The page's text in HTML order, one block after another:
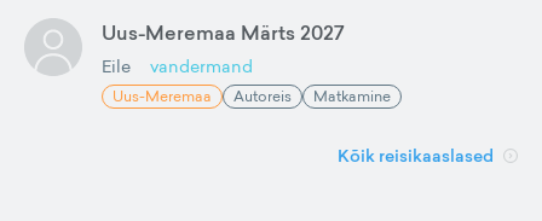
Uus-Meremaa Märts 2027
Eile vandermand
Uus-Meremaa Autoreis Matkamine
Kõik reisikaaslased